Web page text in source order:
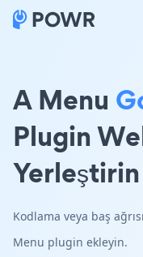
A Menu
Plugin
Yerleştirin
Kodlama veya baş
Menu plugin ekleyin.